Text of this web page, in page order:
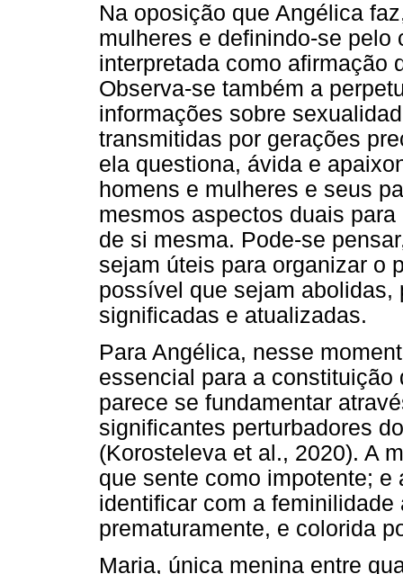
Na oposição que Angélica
mulheres e definindo-se pelo
interpretada como afirmação
Observa-se também a
informações sobre
transmitidas por gerações
ela questiona, ávida e
homens e mulheres e seus
mesmos aspectos duais
de si mesma. Pode-se
sejam úteis para organizar o
possível que sejam
significadas e atualizadas.
Para Angélica, nesse
essencial para a
parece se fundamentar
significantes perturbadores
(Korosteleva et al., 2020). A
que sente como impotente;
identificar com a
prematuramente, e colorida
Maria, única menina entre